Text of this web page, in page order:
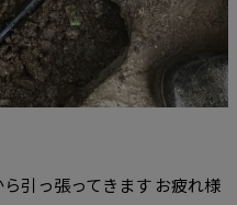
引っ張ってきます お疲れ様